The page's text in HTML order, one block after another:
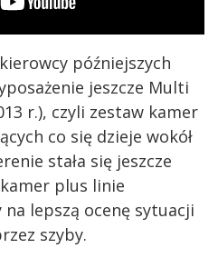
późniejszych
jeszcze Multi
r.), czyli zestaw kamer
co się dzieje wokół
stała się jeszcze
plus linie
na lepszą ocenę sytuacji
szyby.